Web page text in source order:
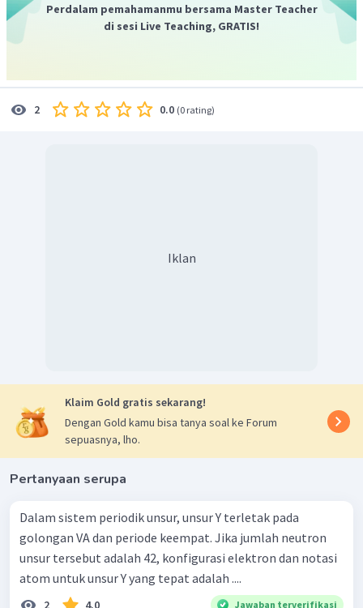
Perdalam pemahamanmu bersama Master Teacher
di sesi Live Teaching, GRATIS!
2 0.0 (0 rating)
Iklan
Klaim Gold gratis sekarang!
Dengan Gold kamu bisa tanya soal ke Forum
sepuasnya, lho.
Pertanyaan serupa
Dalam sistem periodik unsur, unsur Y terletak pada
golongan VA dan periode keempat. Jika jumlah neutron
unsur tersebut adalah 42, konfigurasi elektron dan notasi
atom untuk unsur Y yang tepat adalah ....
2 4.0 Jawaban terverifikasi